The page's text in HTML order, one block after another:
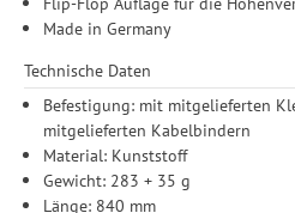
und der Speicherdauer finden Sie
Einwilligung ist freiwillig, für die
erforderlich und gilt, bis sie
Einwilligung unter
Drittanbieter erteilen und
Made in Germany
Technische Daten
Befestigung: mit mitgelieferten
mitgelieferten Kabelbindern
Material: Kunststoff
Gewicht: 283 + 35 g
Länge: 840 mm